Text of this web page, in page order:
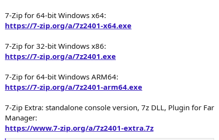
7-Zip for 64-bit Windows x64:
https://7-zip.org/a/7z2401-x64.exe
7-Zip for 32-bit Windows x86:
https://7-zip.org/a/7z2401.exe
7-Zip for 64-bit Windows ARM64:
https://7-zip.org/a/7z2401-arm64.exe
7-Zip Extra: standalone console version, 7z DLL, Plugin for Far
Manager:
https://www.7-zip.org/a/7z2401-extra.7z